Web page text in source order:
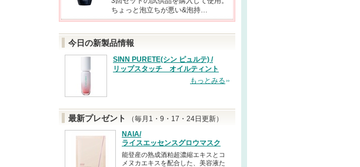
ちょっと泡立ちが悪い&泡持…
今日の新製品情報
SINN PURETE(シン ピュルテ) /
リップスタッチ オイルティント
もっとみる
最新プレゼント
（毎月1・9・17・24日更新）
NAIA/
ライスエッセンスグロウマスク
能登産の熟成酒粕超濃縮エキスとコ
メヌカエキスを配合した、美容液た